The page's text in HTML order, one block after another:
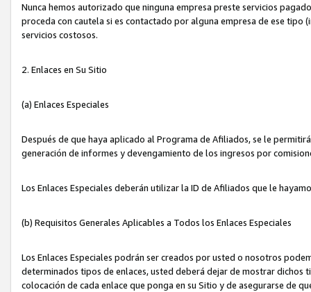
Nunca hemos autorizado que ninguna empresa preste servicios
proceda con cautela si es contactado por alguna empresa de ese
servicios costosos.
2. Enlaces en Su Sitio
(a) Enlaces Especiales
Después de que haya aplicado al Programa de Afiliados, se le
generación de informes y devengamiento de los ingresos por
Los Enlaces Especiales deberán utilizar la ID de Afiliados que le
(b) Requisitos Generales Aplicables a Todos los Enlaces Especiales
Los Enlaces Especiales podrán ser creados por usted o nosotros
determinados tipos de enlaces, usted deberá dejar de mostrar dichos
colocación de cada enlace que ponga en su Sitio y de asegurarse de